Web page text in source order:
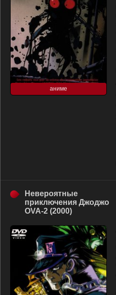
аниме
Невероятные
приключения Джоджо
OVA-2 (2000)